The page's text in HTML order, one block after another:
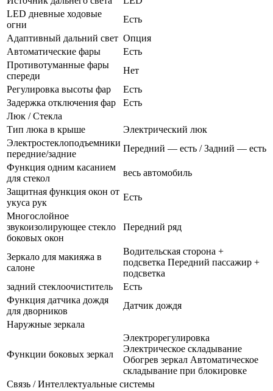
LED дневные ходовые
огни
Есть
Адаптивный дальний свет Опция
Автоматические фары
Есть
Противотуманные фары
спереди
Нет
Регулировка высоты фар
Есть
Задержка отключения фар
Есть
Люк / Стекла
Тип люка в крыше
Электрический люк
Электростеклоподъемники
передние/задние
Передний — есть / Задний — есть
Функция одним касанием
для стекол
весь автомобиль
Защитная функция окон от
укуса рук
Есть
Многослойное
звукоизолирующее стекло
боковых окон
Передний ряд
Зеркало для макияжа в
салоне
Водительская сторона +
подсветка Передний пассажир +
подсветка
задний стеклоочиститель
Есть
Функция датчика дождя
для дворников
Датчик дождя
Наружные зеркала
Функции боковых зеркал
Электрорегулировка
Электрическое складывание
Обогрев зеркал Автоматическое
складывание при блокировке
Связь / Интеллектуальные системы